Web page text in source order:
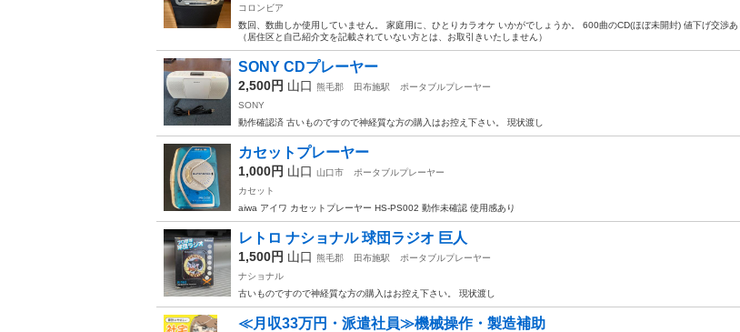
コロンビア
数回、数曲しか使用していません。 家庭用に、ひとりカラオケ いかがでしょうか。 600曲のCD(ほぼ未開封) 値下げ交渉あ
（居住区と自己紹介文を記載されていない方とは、お取引きいたしません）
SONY CDプレーヤー
2,500円 山口 熊毛郡 田布施駅
ポータブルプレーヤー
SONY
動作確認済 古いものですので神経質な方の購入はお控え下さい。 現状渡し
カセットプレーヤー
1,000円 山口 山口市
ポータブルプレーヤー
カセット
aiwa アイワ カセットプレーヤー HS-PS002 動作未確認 使用感あり
レトロ ナショナル 球団ラジオ 巨人
1,500円 山口 熊毛郡 田布施駅
ポータブルプレーヤー
ナショナル
古いものですので神経質な方の購入はお控え下さい。 現状渡し
≪月収33万円・派遣社員≫機械操作・製造補助